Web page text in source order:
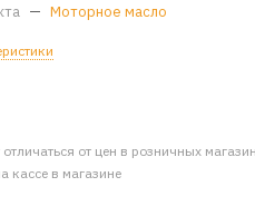
— Моторное масло
от цен в розничных
кассе в магазине